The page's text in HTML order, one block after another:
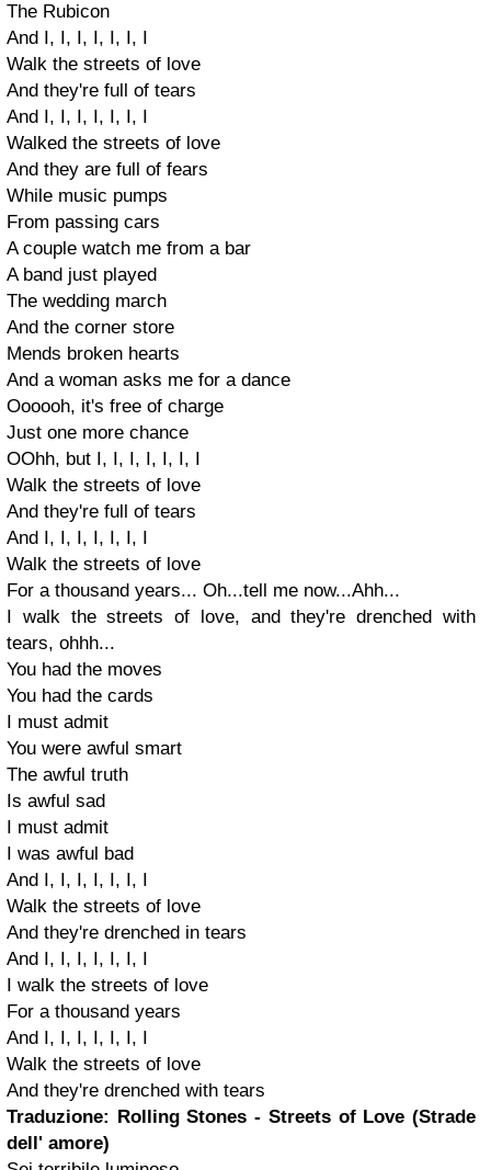
The Rubicon
And I, I, I, I, I, I, I
Walk the streets of love
And they're full of tears
And I, I, I, I, I, I, I
Walked the streets of love
And they are full of fears
While music pumps
From passing cars
A couple watch me from a bar
A band just played
The wedding march
And the corner store
Mends broken hearts
And a woman asks me for a dance
Oooooh, it's free of charge
Just one more chance
OOhh, but I, I, I, I, I, I, I
Walk the streets of love
And they're full of tears
And I, I, I, I, I, I, I
Walk the streets of love
For a thousand years... Oh...tell me now...Ahh...
I walk the streets of love, and they're drenched with
tears, ohhh...
You had the moves
You had the cards
I must admit
You were awful smart
The awful truth
Is awful sad
I must admit
I was awful bad
And I, I, I, I, I, I, I
Walk the streets of love
And they're drenched in tears
And I, I, I, I, I, I, I
I walk the streets of love
For a thousand years
And I, I, I, I, I, I, I
Walk the streets of love
And they're drenched with tears
Traduzione: Rolling Stones - Streets of Love (Strade
dell' amore)